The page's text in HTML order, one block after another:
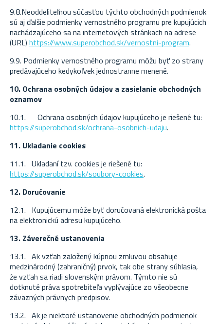
9.8.Neoddeliteľnou súčasťou týchto obchodných podmienok
sú aj ďalšie podmienky vernostného programu pre kupujúcich
nachádzajúceho sa na internetových stránkach na adrese
(URL) https://www.superobchod.sk/vernostni-program.
9.9. Podmienky vernostného programu môžu byť zo strany
predávajúceho kedykoľvek jednostranne menené.
10. Ochrana osobných údajov a zasielanie obchodných
oznamov
10.1. Ochrana osobných údajov kupujúceho je riešené tu:
https://superobchod.sk/ochrana-osobnich-udaju.
11. Ukladanie cookies
11.1. Ukladaní tzv. cookies je riešené tu:
https://superobchod.sk/soubory-cookies.
12. Doručovanie
12.1. Kupujúcemu môže byť doručovaná elektronická pošta
na elektronickú adresu kupujúceho.
13. Záverečné ustanovenia
13.1. Ak vzťah založený kúpnou zmluvou obsahuje
medzinárodný (zahraničný) prvok, tak obe strany súhlasia,
že vzťah sa riadi slovenským právom. Týmto nie sú
dotknuté práva spotrebiteľa vyplývajúce zo všeobecne
záväzných právnych predpisov.
13.2. Ak je niektoré ustanovenie obchodných podmienok